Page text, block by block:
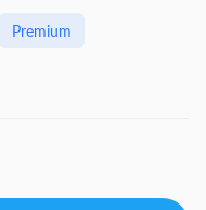
Premium